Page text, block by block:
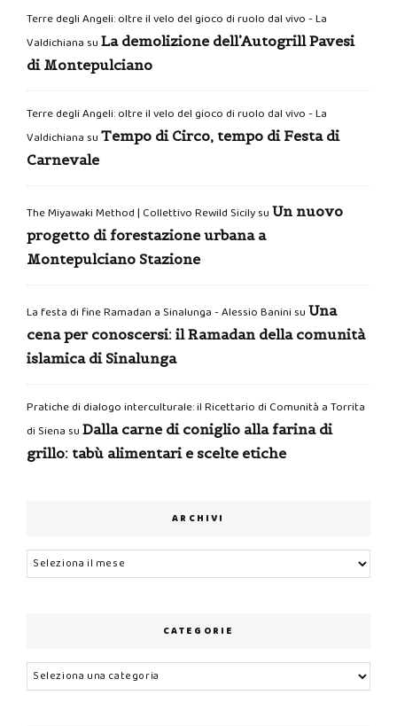
Terre degli Angeli: oltre il velo del gioco di ruolo dal vivo - La
Valdichiana su La demolizione dell’Autogrill Pavesi
di Montepulciano
Terre degli Angeli: oltre il velo del gioco di ruolo dal vivo - La
Valdichiana su Tempo di Circo, tempo di Festa di
Carnevale
The Miyawaki Method | Collettivo Rewild Sicilysu Un nuovo
progetto di forestazione urbana a
Montepulciano Stazione
La festa di fine Ramadan a Sinalunga - Alessio Banini su Una
cena per conoscersi: il Ramadan della comunità
islamica di Sinalunga
Pratiche di dialogo interculturale: il Ricettario di Comunità a Torrita
di Siena su Dalla carne di coniglio alla farina di
grillo: tabù alimentari e scelte etiche
ARCHIVI
Archivi
CATEGORIE
Categorie